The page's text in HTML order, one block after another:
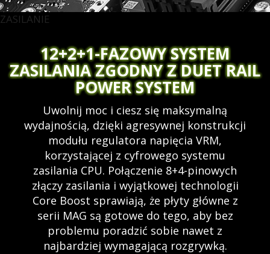
ZASILANIE
12+2+1-FAZOWY SYSTEM
ZASILANIA ZGODNY Z DUET RAIL
POWER SYSTEM
Uwolnij moc i ciesz się maksymalną
wydajnością, dzięki agresywnej konstrukcji
modułu regulatora napięcia VRM,
korzystającej z cyfrowego systemu
zasilania CPU. Połączenie 8+4-pinowych
złączy zasilania i wyjątkowej technologii
Core Boost sprawiają, że płyty główne z
serii MAG są gotowe do tego, aby bez
problemu poradzić sobie nawet z
najbardziej wymagającą rozgrywką.